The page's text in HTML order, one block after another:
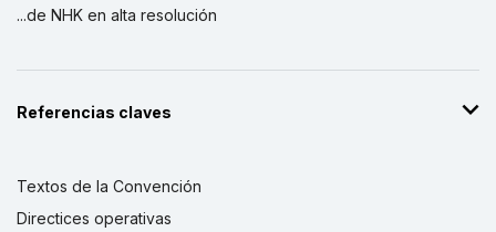
...de NHK en alta resolución
Referencias claves
Textos de la Convención
Directices operativas